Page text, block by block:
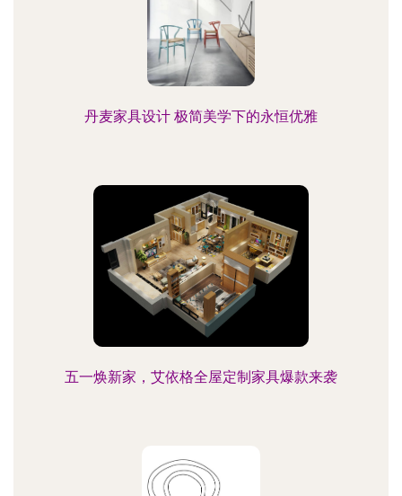
丹麦家具设计 极简美学下的永恒优雅
五一焕新家，艾依格全屋定制家具爆款来袭